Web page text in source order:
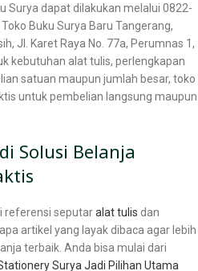
Surya dapat dilakukan melalui 0822-
Buku Surya Baru Tangerang,
Jl. Karet Raya No. 77a, Perumnas 1,
kebutuhan alat tulis, perlengkapan
satuan maupun jumlah besar, toko
untuk pembelian langsung maupun
Solusi Belanja
referensi seputaralat tulis dan
artikel yang layak dibaca agar lebih
terbaik. Anda bisa mulai dari
Surya Jadi Pilihan Utama